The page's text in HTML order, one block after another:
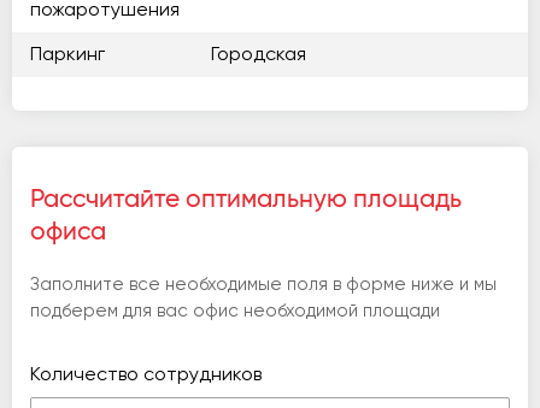
пожаротушения
Паркинг Городская
Рассчитайте оптимальную площадь
офиса
Заполните все необходимые поля в форме ниже и мы
подберем для вас офис необходимой площади
Количество сотрудников